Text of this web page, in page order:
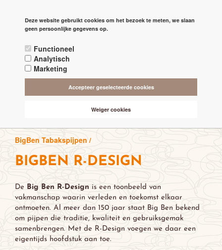
check RECHTSTREEKS VAN DE 'MAKERS'
check
check ONLINE VEILIG & SNEL BETALEN
BigBen Tabakspijpen /
BIGBEN R-DESIGN
De Big Ben R-Design is een toonbeeld van
vakmanschap waarin verleden en toekomst elkaar
ontmoeten. Al meer dan 150 jaar staat Big Ben bekend
om pijpen die traditie, kwaliteit en gebruiksgemak
samenbrengen. Met de R-Design voegen we daar een
eigentijds hoofdstuk aan toe.
Deze website gebruikt cookies om het bezoek te meten, we slaan
geen persoonlijke gegevens op.
Functioneel
Analytisch
Marketing
Accepteer geselecteerde cookies
Weiger cookies